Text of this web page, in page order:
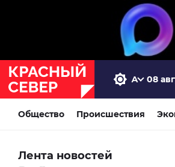
08
Общество Происшествия
Лента новостей